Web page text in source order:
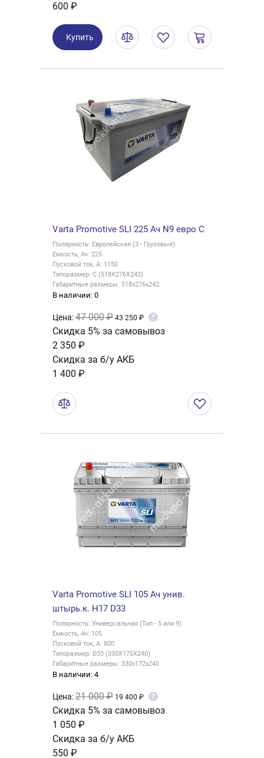
600 ₽
Купить
Varta Promotive SLI 225 Ач N9 евро C
Полярность: Европейская (3 - Грузовые)
Емкость, Ач: 225
Пусковой ток, А: 1150
Типоразмер: C (518X276X242)
Габаритные размеры: 518х276х242
В наличии: 0
Цена:47 000 ₽ 43 250 ₽ ?
Скидка 5% за самовывоз
2 350 ₽
Скидка за б/у АКБ
1 400 ₽
Varta Promotive SLI 105 Ач унив.
штырь.к. H17 D33
Полярность: Универсальная (Тип - 5 или 9)
Емкость, Ач: 105
Пусковой ток, А: 800
Типоразмер: D33 (330X175X240)
Габаритные размеры: 330x172x240
В наличии: 4
Цена:21 000 ₽ 19 400 ₽ ?
Скидка 5% за самовывоз
1 050 ₽
Скидка за б/у АКБ
550 ₽